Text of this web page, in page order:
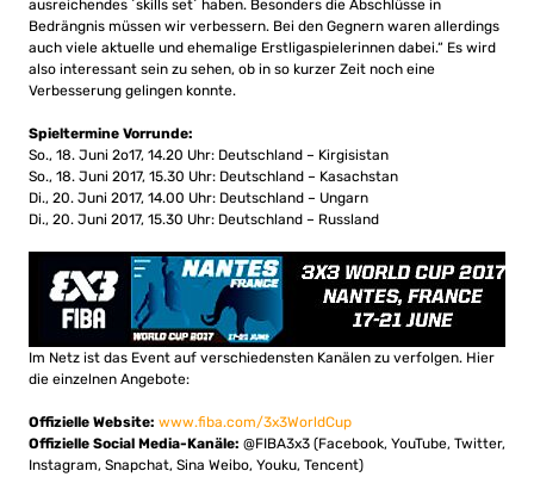
ausreichendes ´skills set´ haben. Besonders die Abschlüsse in
Bedrängnis müssen wir verbessern. Bei den Gegnern waren allerdings
auch viele aktuelle und ehemalige Erstligaspielerinnen dabei.“ Es wird
also interessant sein zu sehen, ob in so kurzer Zeit noch eine
Verbesserung gelingen konnte.
Spieltermine Vorrunde:
So., 18. Juni 2o17, 14.20 Uhr: Deutschland – Kirgisistan
So., 18. Juni 2017, 15.30 Uhr: Deutschland – Kasachstan
Di., 20. Juni 2017, 14.00 Uhr: Deutschland – Ungarn
Di., 20. Juni 2017, 15.30 Uhr: Deutschland – Russland
Im Netz ist das Event auf verschiedensten Kanälen zu verfolgen. Hier
die einzelnen Angebote:
Offizielle Website: www.fiba.com/3x3WorldCup
Offizielle Social Media-Kanäle: @FIBA3x3 (Facebook, YouTube, Twitter,
Instagram, Snapchat, Sina Weibo, Youku, Tencent)